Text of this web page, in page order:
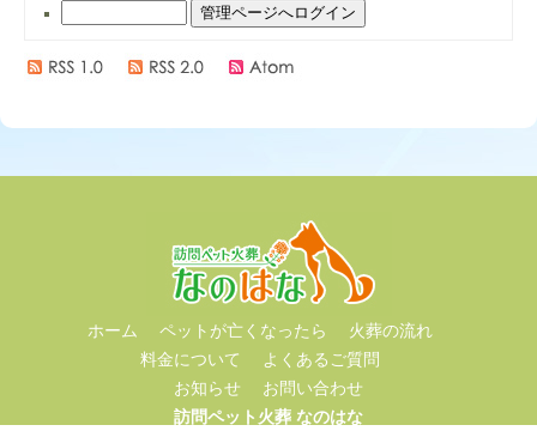
ホーム ペットが亡くなったら
火葬の流れ
料金について
よくあるご質問
お知らせ
お問い合わせ
訪問ペット火葬 なのはな